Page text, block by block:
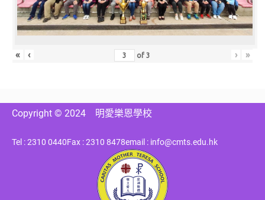
« ‹ of3 › »
Copyright © 2024 明愛樂恩學校
Tel : 2310 0440Fax : 2310 8478email : info@cmts.edu.hk